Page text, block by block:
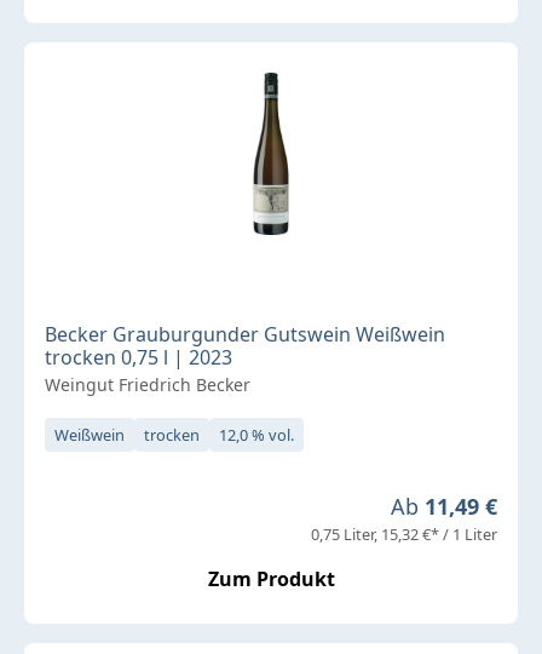
Becker Grauburgunder Gutswein Weißwein
trocken 0,75 l | 2023
Weingut Friedrich Becker
Weißwein trocken 12,0 % vol.
Regulärer
Ab 11,49 €
0,75 Liter 15,32 €* / 1 Liter
Zum Produkt